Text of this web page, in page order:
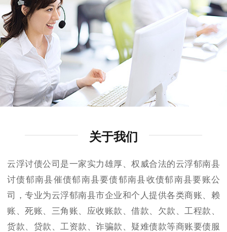
关于我们
云浮讨债公司是一家实力雄厚、权威合法的云浮郁南县
讨债郁南县催债郁南县要债郁南县收债郁南县要账公
司，专业为云浮郁南县市企业和个人提供各类商账、赖
账、死账、三角账、应收账款、借款、欠款、工程款、
货款、贷款、工资款、诈骗款、疑难债款等商账要债服